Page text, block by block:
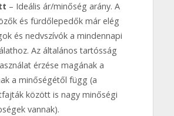
– Ideális ár/minőség arány. A
és fürdőlepedők már elég
és nedvszívók a mindennapi
Az általános tartósság
érzése magának a
a minőségétől függ (a
között is nagy minőségi
vannak).